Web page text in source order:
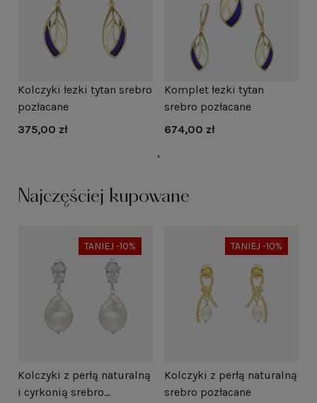
Kolczyki łezki tytan srebro
pozłacane
375,00 zł
Komplet łezki tytan
srebro pozłacane
674,00 zł
Najczęściej kupowane
TANIEJ -10%
Kolczyki z perłą naturalną
i cyrkonią srebro
TANIEJ -10%
Kolczyki z perłą naturalną
srebro pozłacane